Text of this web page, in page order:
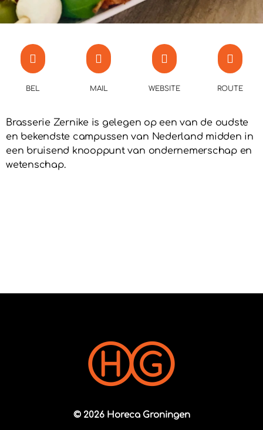
BEL MAIL WEBSITE ROUTE
Brasserie Zernike is gelegen op een van de oudste
en bekendste campussen van Nederland midden in
een bruisend knooppunt van ondernemerschap en
wetenschap.
© 2026 Horeca Groningen